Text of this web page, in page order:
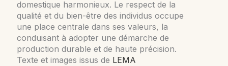
domestique harmonieux. Le respect de la
qualité et du bien-être des individus occupe
une place centrale dans ses valeurs, la
conduisant à adopter une démarche de
production durable et de haute précision.
Texte et images issus de LEMA